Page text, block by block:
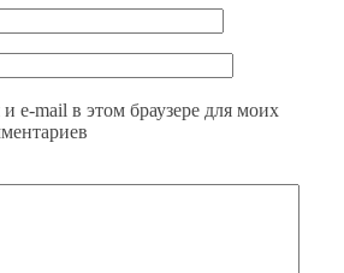
e-mail в этом браузере для моих